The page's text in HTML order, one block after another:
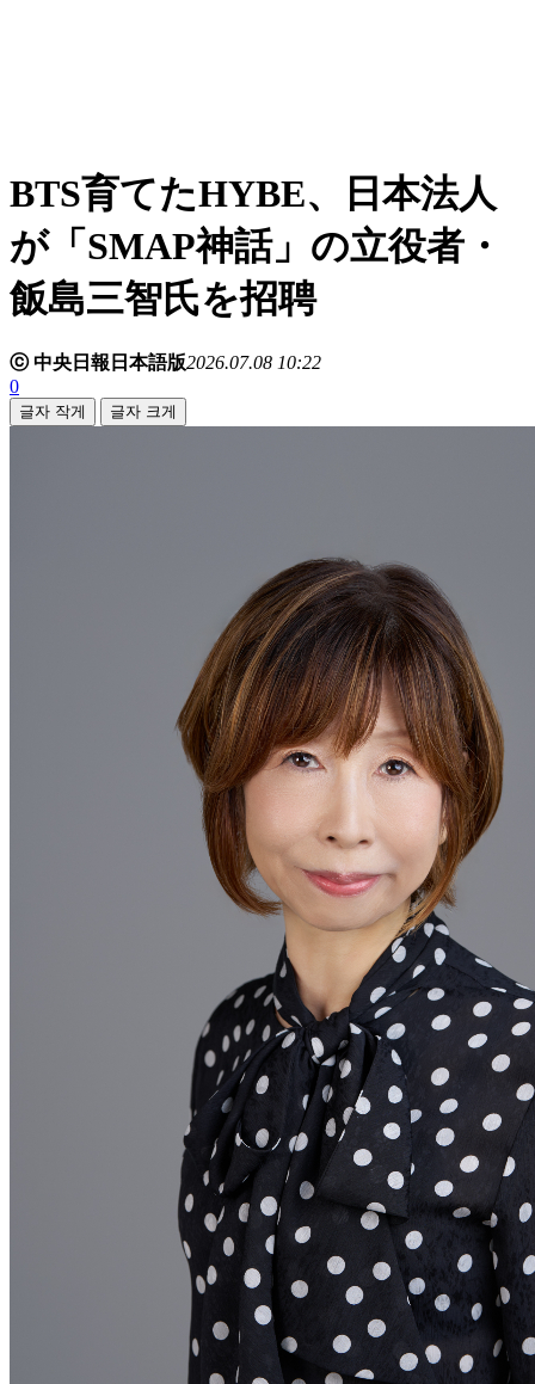
BTS育てたHYBE、日本法人
が「SMAP神話」の立役者・
飯島三智氏を招聘
ⓒ 中央日報日本語版2026.07.08 10:22
0
글자 작게 글자 크게